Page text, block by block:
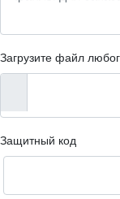
Загрузите файл
Защитный код